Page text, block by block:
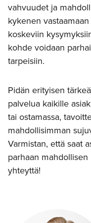
vahvuudet ja
kykenen
koskeviin
kohde voidaan
tarpeisiin.
Pidän erityisen
palvelua kaikille
tai ostamassa,
mahdollisimman
Varmistan, että saat
parhaan
yhteyttä!